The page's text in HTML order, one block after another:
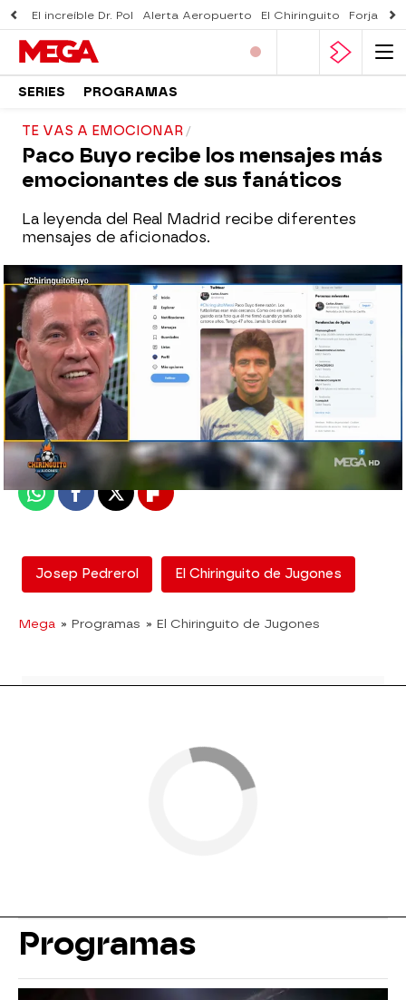
El increíble Dr. Pol Alerta Aeropuerto El Chiringuito Forjado
SERIES PROGRAMAS
TE VAS A EMOCIONAR
Paco Buyo recibe los mensajes más
emocionantes de sus fanáticos
La leyenda del Real Madrid recibe diferentes
mensajes de aficionados.
El Chiringuito
Madrid
Publicado: 11 de febrero de 2020, 01:58
WhatsappFacebook
X Flipboard
Josep Pedrerol El Chiringuito de Jugones
Mega » Programas » El Chiringuito de Jugones
Programas